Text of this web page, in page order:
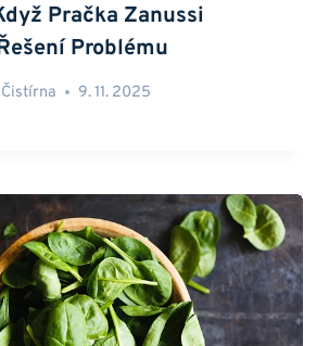
Pračka Zanussi
Problému
9. 11. 2025